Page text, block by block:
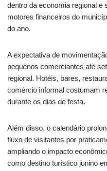
dentro da economia regional e
motores financeiros do
do ano.
A expectativa de
pequenos comerciantes até
regional. Hotéis, bares,
comércio informal costumam
durante os dias de festa.
Além disso, o calendário
fluxo de visitantes por
ampliando o impacto
como destino turístico junino